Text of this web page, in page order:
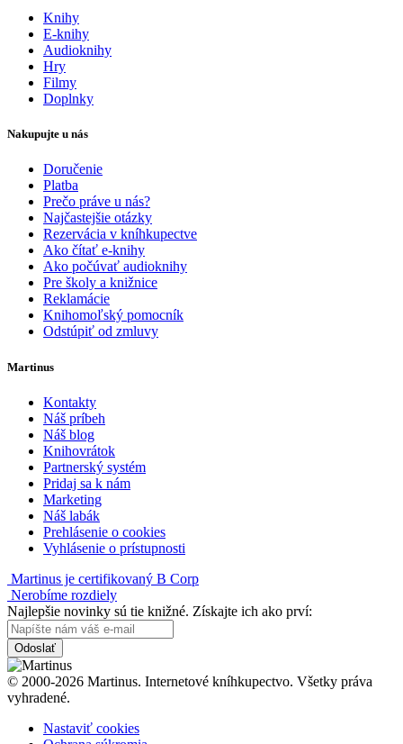
Knihy
E-knihy
Audioknihy
Hry
Filmy
Doplnky
Nakupujte u nás
Doručenie
Platba
Prečo práve u nás?
Najčastejšie otázky
Rezervácia v kníhkupectve
Ako čítať e-knihy
Ako počúvať audioknihy
Pre školy a knižnice
Reklamácie
Knihomoľský pomocník
Odstúpiť od zmluvy
Martinus
Kontakty
Náš príbeh
Náš blog
Knihovrátok
Partnerský systém
Pridaj sa k nám
Marketing
Náš labák
Prehlásenie o cookies
Vyhlásenie o prístupnosti
Martinus je certifikovaný B Corp
Nerobíme rozdiely
Najlepšie novinky sú tie knižné. Získajte ich ako prví:
Odoslať
© 2000-2026 Martinus. Internetové kníhkupectvo. Všetky práva
vyhradené.
Nastaviť cookies